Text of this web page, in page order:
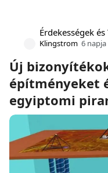
Érdekességek és
Klingstrom 6 napja
Új
építményeket
egyiptomi